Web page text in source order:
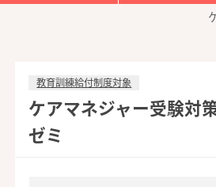
教育訓練給付制度対象
ケアマネジャー受験対
ゼミ